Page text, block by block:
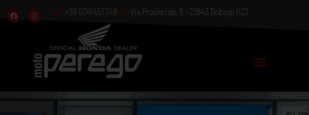
+39 0341 451 348 Via Provinciale, 6 - 23843 Dolzago (LC)​